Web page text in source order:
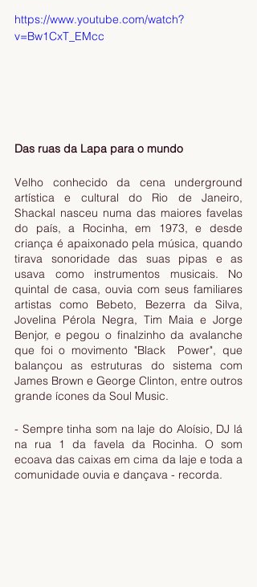
https://www.youtube.com/watch?
v=Bw1CxT_EMcc
Das ruas da Lapa para o mundo
Velho conhecido da cena underground
artística e cultural do Rio de Janeiro,
Shackal nasceu numa das maiores favelas
do país, a Rocinha, em 1973, e desde
criança é apaixonado pela música, quando
tirava sonoridade das suas pipas e as
usava como instrumentos musicais. No
quintal de casa, ouvia com seus familiares
artistas como Bebeto, Bezerra da Silva,
Jovelina Pérola Negra, Tim Maia e Jorge
Benjor, e pegou o finalzinho da avalanche
que foi o movimento "Black  Power", que
balançou as estruturas do sistema com
James Brown e George Clinton, entre outros
grande ícones da Soul Music.
- Sempre tinha som na laje do Aloísio, DJ lá
na rua 1 da favela da Rocinha. O som
ecoava das caixas em cima da laje e toda a
comunidade ouvia e dançava - recorda.